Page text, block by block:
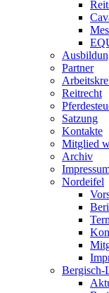
Partner
Reitrecht
Satzung
Kontakte
Mitglied
Archiv
Nordeifel
Bergisch-